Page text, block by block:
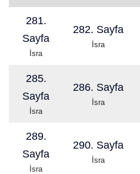
281.
Sayfa
İsra
282. Sayfa
İsra
285.
Sayfa
İsra
286. Sayfa
İsra
289.
Sayfa
İsra
290. Sayfa
İsra